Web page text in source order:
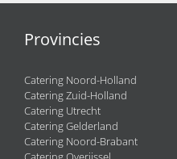
Provincies
Catering Noord-Holland
Catering Zuid-Holland
Catering Utrecht
Catering Gelderland
Catering Noord-Brabant